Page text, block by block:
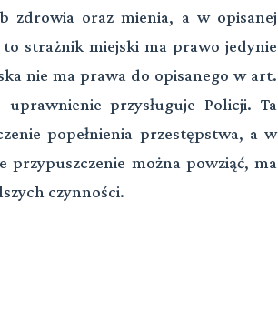
zdrowia oraz mienia, a w opisanej
strażnik miejski ma prawo jedynie
nie ma prawa do opisanego w art.
przysługuje Policji. Ta
popełnienia przestępstwa, a w
można powziąć, ma
czynności.